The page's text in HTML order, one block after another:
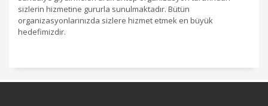
sizlerin hizmetine gururla sunulmaktadır. Bütün
organizasyonlarınızda sizlere hizmet etmek en büyük
hedefimizdir.